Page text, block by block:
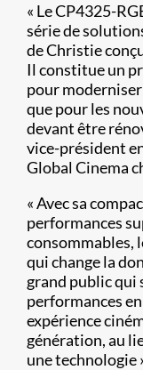
« Le CP4325-
série de
de Christie
Il constitue un
pour
que pour les
devant être
vice-président
Global Cinema
« Avec sa
performances
consommables,
qui change la
grand public
performances
expérience
génération, au
une technologie